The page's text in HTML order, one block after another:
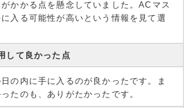
かかる点を懸念していました。ACマス
入る可能性が高いという情報を見て選
して良かった点
の内に手に入るのが良かったです。ま
たのも、ありがたかったです。